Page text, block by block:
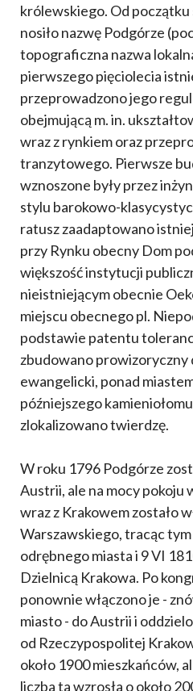
królewskiego. Od
nosiło nazwę Podgórze
topograficzna nazwa
pierwszego pięciolecia
przeprowadzono jego
obejmującą m. in.
wraz z rynkiem oraz
tranzytowego. Pierwsze
wznoszone były przez
stylu barokowo-
ratusz zaadaptowano
przy Rynku obecny Dom
większość instytucji
nieistniejącym obecnie
miejscu obecnego pl.
podstawie patentu
zbudowano prowizoryczny
ewangelicki, ponad
późniejszego
zlokalizowano twierdzę.
W roku 1796 Podgórze
Austrii, ale na mocy pokoju
wraz z Krakowem zostało
Warszawskiego, tracąc
odrębnego miasta i 9 VI
Dzielnicą Krakowa. Po
ponownie włączono je -
miasto - do Austrii i
od Rzeczypospolitej
około 1900 mieszkańców,
liczba ta wzrosła o około